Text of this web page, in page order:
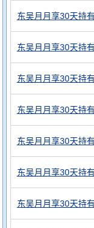
东吴月月享30天持
东吴月月享30天持
东吴月月享30天持
东吴月月享30天持
东吴月月享30天持
东吴月月享30天持
东吴月月享30天持